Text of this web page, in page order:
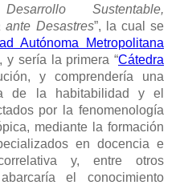
Desarrollo Sustentable,
Desastres”, la cual se
Autónoma Metropolitana
y sería la primera “Cátedra
y comprendería una
de la habitabilidad y el
por la fenomenología
mediante la formación
en docencia e
y, entre otros
el conocimiento